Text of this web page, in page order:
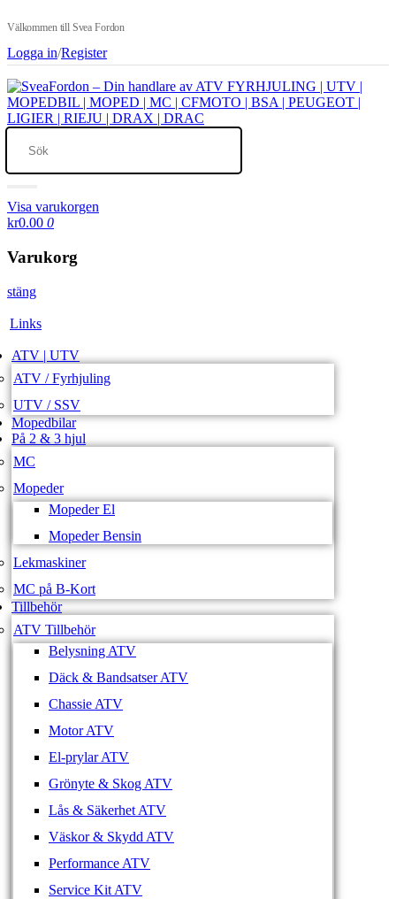
Välkommen till Svea Fordon
Logga in/Register
Visa varukorgen
kr0.00 0
Varukorg
stäng
Links
ATV | UTV
ATV / Fyrhjuling
UTV / SSV
Mopedbilar
På 2 & 3 hjul
MC
Mopeder
Mopeder El
Mopeder Bensin
Lekmaskiner
MC på B-Kort
Tillbehör
ATV Tillbehör
Belysning ATV
Däck & Bandsatser ATV
Chassie ATV
Motor ATV
El-prylar ATV
Grönyte & Skog ATV
Lås & Säkerhet ATV
Väskor & Skydd ATV
Performance ATV
Service Kit ATV